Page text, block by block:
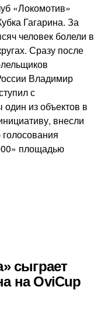
«Локомотив»
Гагарина. За
человек болели в
Сразу после
Владимир
с
из объектов в
внесли
площадью
сыграет
на OviCup